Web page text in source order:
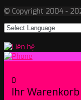
© Copyright 2004 -
0
Ihr Warenkorb